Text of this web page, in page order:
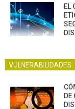
EL
VULNERABILIDADES
DE